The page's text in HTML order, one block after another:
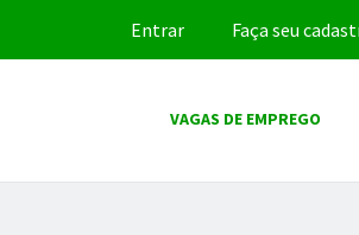
Entrar Faça seu
VAGAS DE EMPREGO